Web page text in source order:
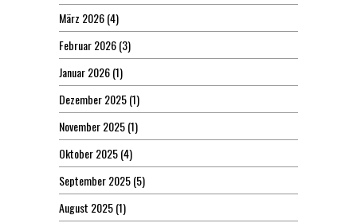
März 2026(4)
Februar 2026(3)
Januar 2026(1)
Dezember 2025(1)
November 2025(1)
Oktober 2025(4)
September 2025(5)
August 2025(1)